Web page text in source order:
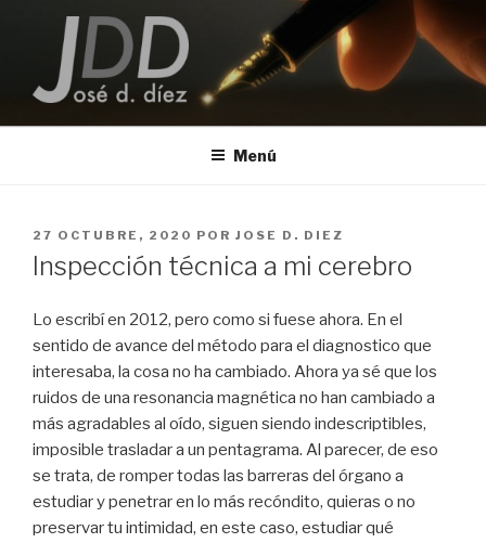
contenido
JOSE D. DIEZ
Menú
PUBLICADO
EL
27 OCTUBRE, 2020 POR JOSE D. DIEZ
Inspección técnica a mi cerebro
Lo escribí en 2012, pero como si fuese ahora. En el
sentido de avance del método para el diagnostico que
interesaba, la cosa no ha cambiado. Ahora ya sé que los
ruidos de una resonancia magnética no han cambiado a
más agradables al oído, siguen siendo indescriptibles,
imposible trasladar a un pentagrama. Al parecer, de eso
se trata, de romper todas las barreras del órgano a
estudiar y penetrar en lo más recóndito, quieras o no
preservar tu intimidad, en este caso, estudiar qué